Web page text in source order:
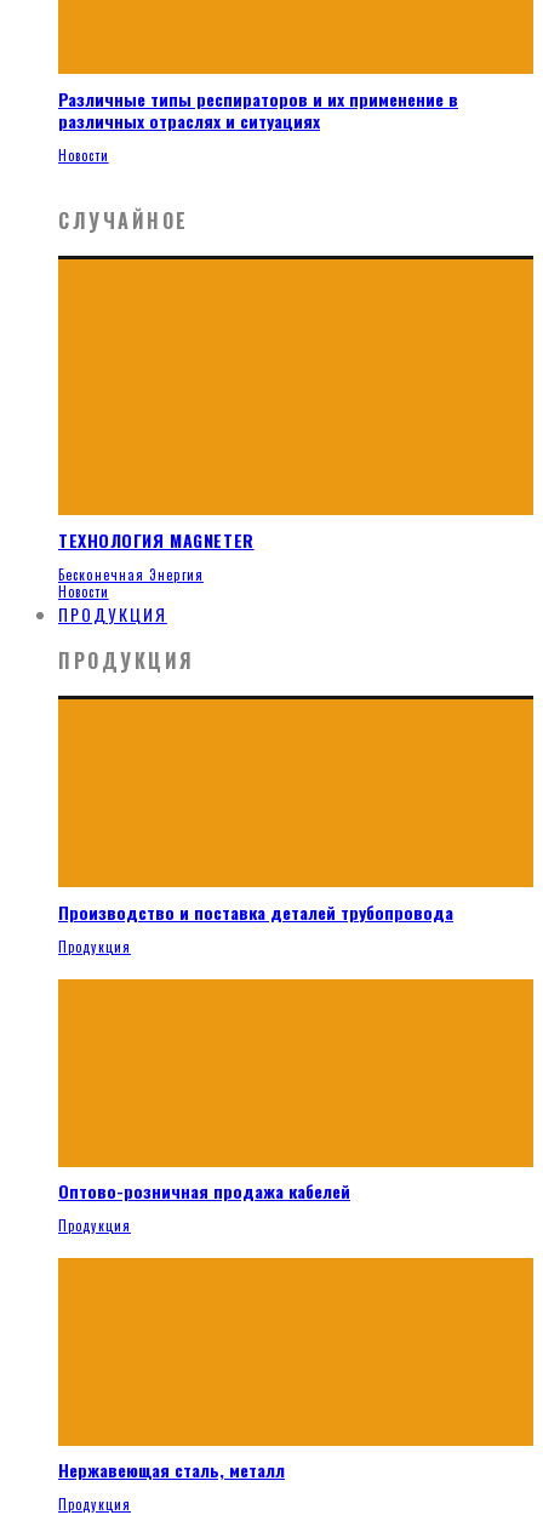
Различные типы респираторов и их применение в
различных отраслях и ситуациях
Новости
СЛУЧАЙНОЕ
ТЕХНОЛОГИЯ MAGNETER
Бесконечная Энергия
Новости
ПРОДУКЦИЯ
ПРОДУКЦИЯ
Производство и поставка деталей трубопровода
Продукция
Оптово-розничная продажа кабелей
Продукция
Нержавеющая сталь, металл
Продукция